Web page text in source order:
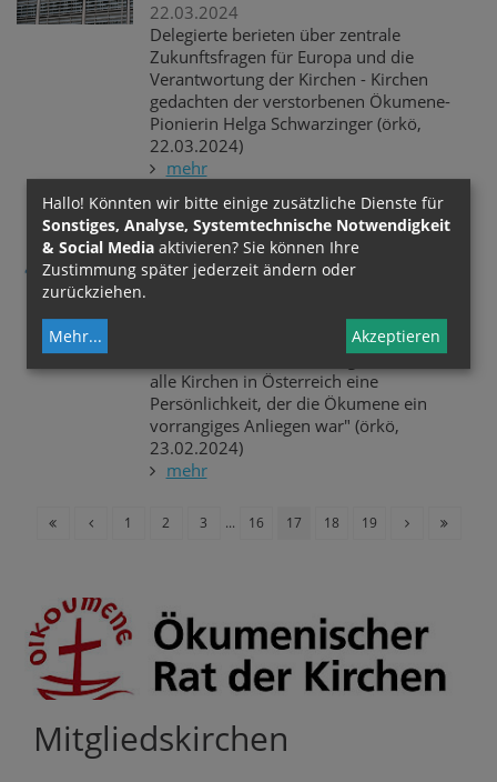
22.03.2024
Delegierte berieten über zentrale
Zukunftsfragen für Europa und die
Verantwortung der Kirchen - Kirchen
gedachten der verstorbenen Ökumene-
Pionierin Helga Schwarzinger (örkö,
22.03.2024)
mehr
Der Ökumenische Rat würdigt
verstorbenen Salzburger
Alterzbischof Kothgasser
ÖRKÖ-Vorsitzender Bischof Petrosyan:
"Mit Erzbischof Alois Kothgasser verlieren
alle Kirchen in Österreich eine
Persönlichkeit, der die Ökumene ein
vorrangiges Anliegen war" (örkö,
23.02.2024)
mehr
1 2 3 ... 16 17 18 19
Mitgliedskirchen
Hallo! Könnten wir bitte einige zusätzliche Dienste für
Sonstiges, Analyse, Systemtechnische Notwendigkeit
& Social Media aktivieren? Sie können Ihre
Zustimmung später jederzeit ändern oder
zurückziehen.
Mehr... Akzeptieren